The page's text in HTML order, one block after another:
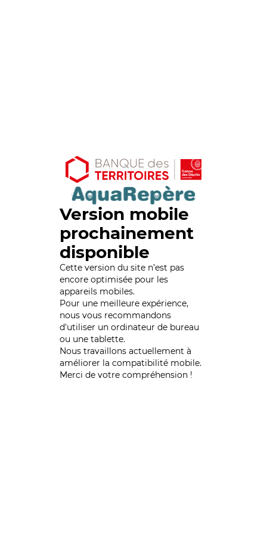
Version mobile
prochainement
disponible
Cette version du site n’est pas
encore optimisée pour les
appareils mobiles.
Pour une meilleure expérience,
nous vous recommandons
d'utiliser un ordinateur de bureau
ou une tablette.
Nous travaillons actuellement à
améliorer la compatibilité mobile.
Merci de votre compréhension !